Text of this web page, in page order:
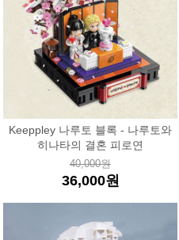
Keeppley 나루토 블록 - 나루토와
히나타의 결혼 피로연
40,000원
36,000원